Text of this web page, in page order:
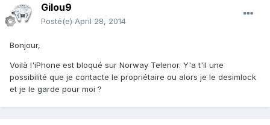
Gilou9
Posté(e) April 28, 2014
Bonjour,
Voilà l'iPhone est bloqué sur Norway Telenor. Y'a t'il une
possibilité que je contacte le propriétaire ou alors je le desimlock
et je le garde pour moi ?